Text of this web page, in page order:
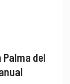
Palma del